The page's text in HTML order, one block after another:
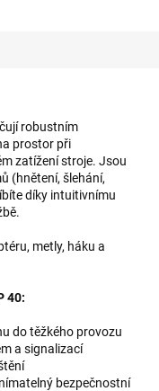
robustním
prostor při
zatížení stroje. Jsou
(hnětení, šlehání,
díky intuitivnímu
metly, háku a
40:
do těžkého provozu
a signalizací
bezpečnostní